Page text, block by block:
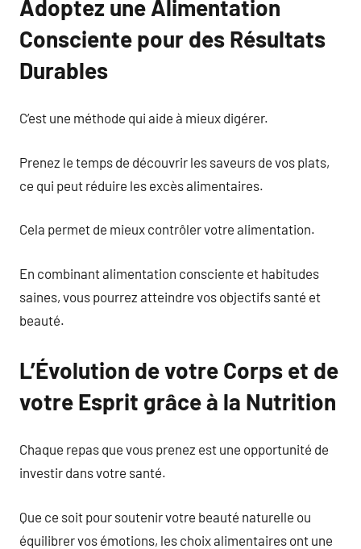
Adoptez une Alimentation
Consciente pour des Résultats
Durables
C’est une méthode qui aide à mieux digérer.
Prenez le temps de découvrir les saveurs de vos plats,
ce qui peut réduire les excès alimentaires.
Cela permet de mieux contrôler votre alimentation.
En combinant alimentation consciente et habitudes
saines, vous pourrez atteindre vos objectifs santé et
beauté.
L’Évolution de votre Corps et de
votre Esprit grâce à la Nutrition
Chaque repas que vous prenez est une opportunité de
investir dans votre santé.
Que ce soit pour soutenir votre beauté naturelle ou
équilibrer vos émotions, les choix alimentaires ont une